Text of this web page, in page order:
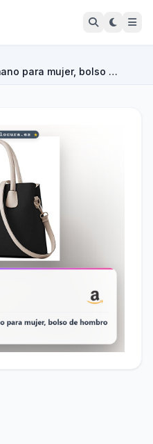
para mujer, bolso …